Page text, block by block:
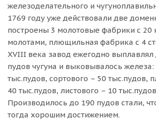
железоделательного и
1769 году уже действовали две
построены 3 молотовые фабрики с 20
молотами, плющильная фабрика с 4
XVIII века завод ежегодно выплавлял
пудов чугуна и выковывалось железа:
тыс.пудов, сортового – 50 тыс.пудов,
40 тыс.пудов, листового – 10
Производилось до 190 пудов стали,
тогда хорошим достижением.